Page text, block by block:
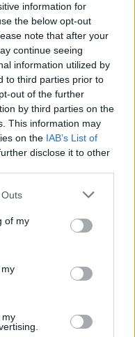
information for
the below opt-out
note that after your
continue seeing
information utilized by
to third parties prior to
out of the further
by third parties on the
This information may
on the IAB’s List of
disclose it to other
one or more Google
You may click to
its third-party tags to
in below Google
of my
my
teli. A kisfiú
gyűlölni kezdte,